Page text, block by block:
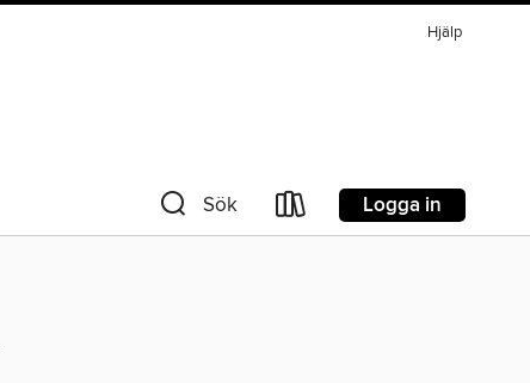
Hjälp
Sök Logga in